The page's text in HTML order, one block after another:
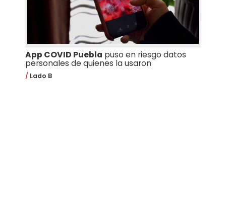
App COVID Puebla puso en riesgo datos
personales de quienes la usaron
Lado B